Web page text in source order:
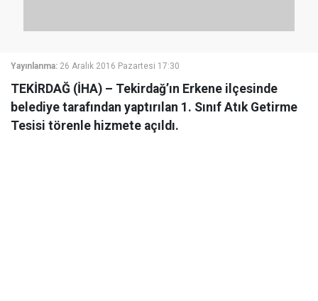
Yayınlanma: 26 Aralık 2016 Pazartesi 17:30
TEKİRDAĞ (İHA) – Tekirdağ’ın Erkene ilçesinde
belediye tarafından yaptırılan 1. Sınıf Atık Getirme
Tesisi törenle hizmete açıldı.